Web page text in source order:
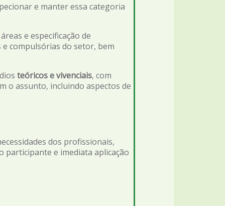
e manter essa categoria
e especificação de
compulsórias do setor, bem
teóricos e vivenciais, com
o assunto, incluindo aspectos de
dos profissionais,
e imediata aplicação